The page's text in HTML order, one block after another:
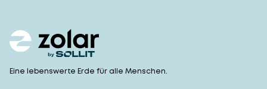
Eine lebenswerte Erde für alle Menschen.